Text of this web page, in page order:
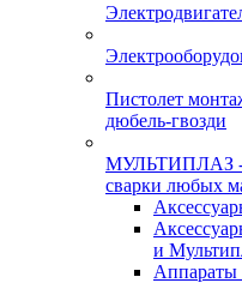
Пистолет
дюбель-гвозди
МУЛЬТИПЛАЗ -
сварки любых
и